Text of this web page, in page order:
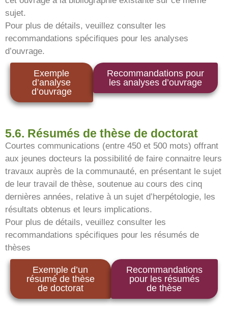
sujet.
Pour plus de détails, veuillez consulter les
recommandations spécifiques pour les analyses
d’ouvrage.
Exemple
d’analyse
d’ouvrage
Recommandations pour
les analyses d’ouvrage
5.6. Résumés de thèse de doctorat
Courtes communications (entre 450 et 500 mots) offrant
aux jeunes docteurs la possibilité de faire connaitre leurs
travaux auprès de la communauté, en présentant le sujet
de leur travail de thèse, soutenue au cours des cinq
dernières années, relative à un sujet d’herpétologie, les
résultats obtenus et leurs implications.
Pour plus de détails, veuillez consulter les
recommandations spécifiques pour les résumés de
thèses
Exemple d’un
résumé de thèse
de doctorat
Recommandations
pour les résumés
de thèse